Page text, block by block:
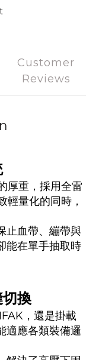
Customer
Reviews
厚重，採用全雷
輕量化的同時，
止血帶、繃帶與
能在單手抽取時
換
，還是掛載
適應各類裝備邏